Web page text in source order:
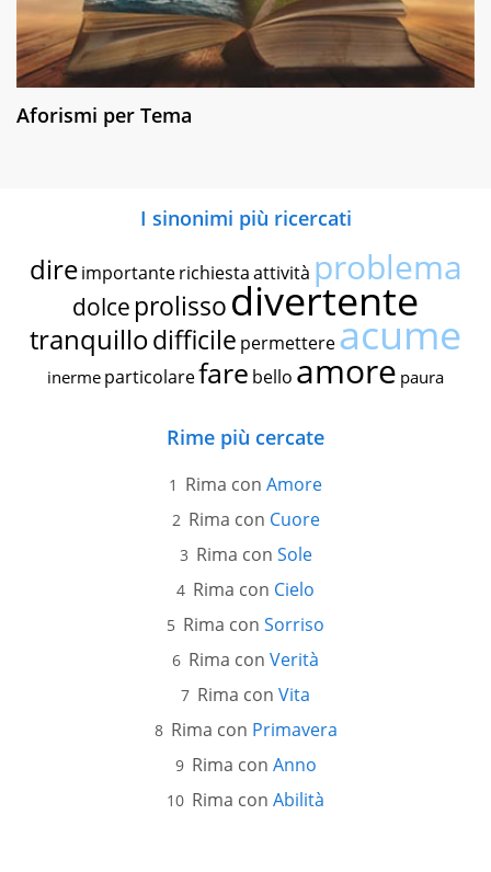
Aforismi per Tema
I sinonimi più ricercati
dire importante richiestaattività problema
dolce prolissodivertente
tranquillodifficile permettereacume
inerme particolarefare bello amore paura
Rime più cercate
Rima con Amore
Rima con Cuore
Rima con Sole
Rima con Cielo
Rima con Sorriso
Rima con Verità
Rima con Vita
Rima con Primavera
Rima con Anno
Rima con Abilità